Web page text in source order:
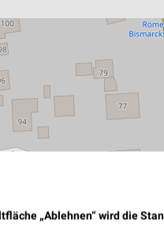
„Ablehnen“ wird die